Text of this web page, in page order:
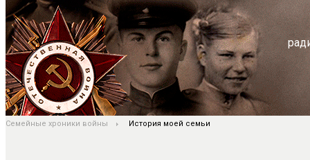
Семейные хроники войны История моей семьи